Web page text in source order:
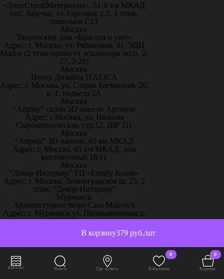
379 руб./шт
В корзину
«ЭлитСтройМатериалы», 51-й км МКАД
пос. Заречье, ул.Торговая, с.2, 1 этаж,
павильон С13
Москва
Творческий дом «Красота и уют»
Адрес: г. Москва, ул. Рябиновая, 41, ЭДЦ
Madex (2 этаж прямо от эскалатора эксп. 2-
27, 2-28)
Москва
Центр Дизайна ITALICA
Адрес: г. Москва, ул. Старая Басманная, 20,
к. 1, подъезд 2А
Москва
“Artplay” салон 3D панели Артполе
Адрес: г.Москва, ул. Нижняя
Сыромятническая, стр.12, ШР 111
Москва
“Artpole” 3D панели, 65 км МКАД
Адрес: г. Москва, 65 км МКАД, дом
выставочный 18/11
Москва
“Декор-Интерьер” ТЦ «Family Room»
Адрес: г. Москва, Ленинградское ш. 25, 2
этаж, “Декор-Интерьер”
Мурманск
Архитектурное бюро Casa Malevich
Адрес: г. Мурманск ул. Промышленная д.
19. БЦ Гринвич
Мурманск
СтройСтудия (склад Артполе)
Квадрат"
Муром
Каталог Поиск Где купить
0
Избранное
0
Корзина